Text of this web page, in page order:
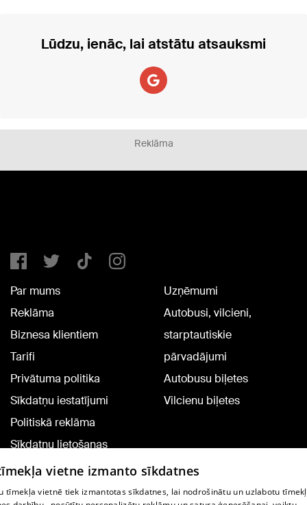
Lūdzu, ienāc, lai atstātu atsauksmi
Reklāma
Par mums
Reklāma
Biznesa klientiem
Tarifi
Privātuma politika
Sīkdatņu iestatījumi
Politiskā reklāma
Sīkdatņu lietošanas
noteikumi
Komentāru pievienošana
Uzņēmumi
Autobusi, vilcieni,
starptautiskie
pārvadājumi
Autobusu biļetes
Vilcienu biļetes
vietne izmanto sīkdatnes
tīmekļa vietnē tiek izmantotas sīkdatnes, lai nodrošinātu un uzlabotu